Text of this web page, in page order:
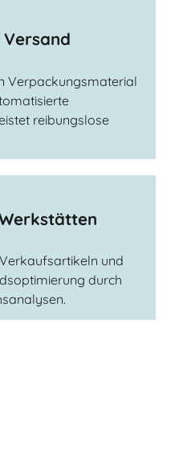
Verpackungsmaterial
reibungslose
und
durch